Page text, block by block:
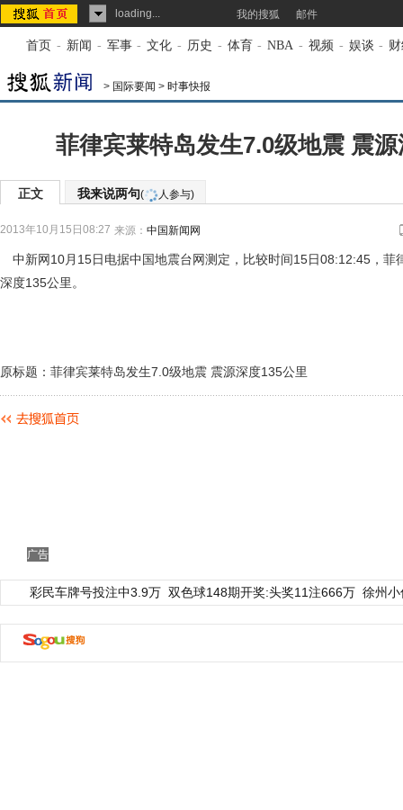
loading... 我的搜狐 邮件
首页 - 新闻 - 军事 - 文化 - 历史 - 体育 - NBA - 视频 - 娱谈 -
> 国际要闻 > 时事快报
菲律宾莱特岛发生7.0级地震 震
正文 我来说两句( 人参与)
2013年10月15日08:27 来源： 中国新闻网
中新网10月15日电据中国地震台网测定，比较时间15日08:12:45，菲
深度135公里。
原标题：菲律宾莱特岛发生7.0级地震 震源深度135公里
广告
彩民车牌号投注中3.9万 双色球148期开奖:头奖11注666万 徐州